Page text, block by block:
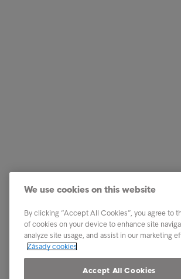
Služby v oblasti správy
Zprávy & Analýzy
O Intrumu
We use cookies on this website
By clicking “Accept All Cookies”, you agree to
of cookies on your device to enhance site
analyze site usage, and assist in our marketing
Zásady cookies
Accept All Cookies